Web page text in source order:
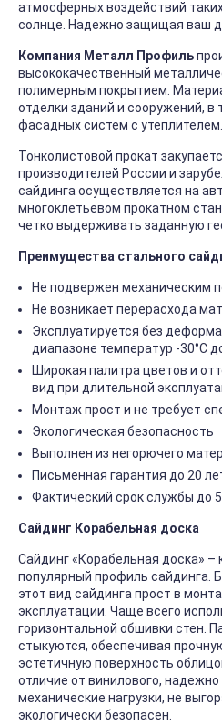
атмосферных воздействий
солнце. Надежно защищая ваш
Компания Металл Профиль
высококачественный
полимерным покрытием.
отделки зданий и сооружений, в
фасадных систем с утеплителем.
Тонколистовой прокат
производителей России и
сайдинга осуществляется на
многоклетьевом прокатном
четко выдерживать заданную
Преимущества стального
Не подвержен механическим
Не возникает перерасхода
Эксплуатируется без
диапазоне температур -30°C
Широкая палитра цветов и
вид при длительной
Монтаж прост и не требует
Экологическая безопасность
Выполнен из негорючего
Письменная гарантия до 20
Фактический срок службы до
Сайдинг Корабельная доска
Сайдинг «Корабельная доска» –
популярный профиль сайдинга.
этот вид сайдинга прост в
эксплуатации. Чаще всего
горизонтальной обшивки стен.
стыкуются, обеспечивая
эстетичную поверхность
отличие от винилового,
механические нагрузки, не
экологически безопасен.